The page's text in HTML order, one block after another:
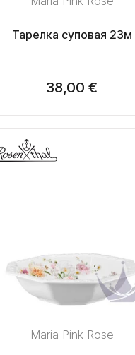
Тарелка суповая 23м
38,00 €
Maria Pink Rose